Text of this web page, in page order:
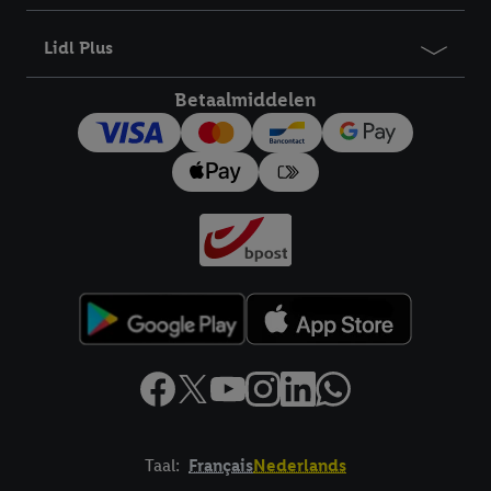
Lidl Plus
Betaalmiddelen
Taal: FrançaisNederlands
bewaartermijn van de gegevens en uw recht om uw
toestemming te allen tijde met vooruitwerkende kracht in te